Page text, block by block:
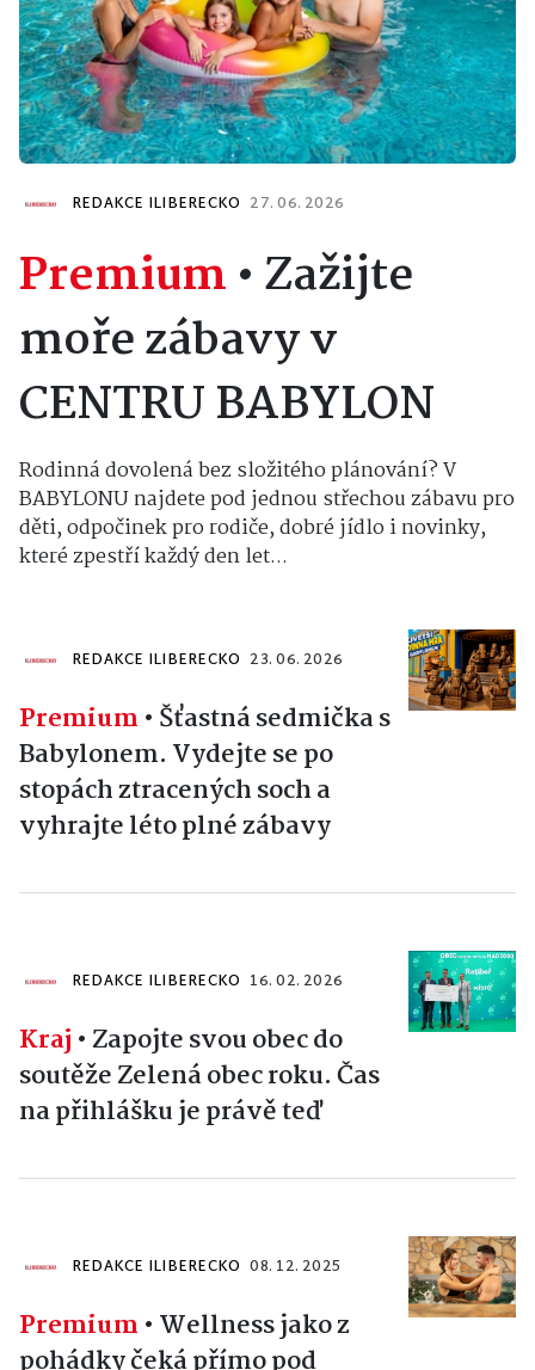
REDAKCE ILIBERECKO 27. 06. 2026
Premium•Zažijte
moře zábavy v
CENTRU BABYLON
Rodinná dovolená bez složitého plánování? V
BABYLONU najdete pod jednou střechou zábavu pro
děti, odpočinek pro rodiče, dobré jídlo i novinky,
které zpestří každý den let...
REDAKCE ILIBERECKO 23. 06. 2026
Premium • Šťastná sedmička s
Babylonem. Vydejte se po
stopách ztracených soch a
vyhrajte léto plné zábavy
REDAKCE ILIBERECKO 16. 02. 2026
Kraj • Zapojte svou obec do
soutěže Zelená obec roku. Čas
na přihlášku je právě teď
REDAKCE ILIBERECKO 08. 12. 2025
Premium • Wellness jako z
pohádky čeká přímo pod